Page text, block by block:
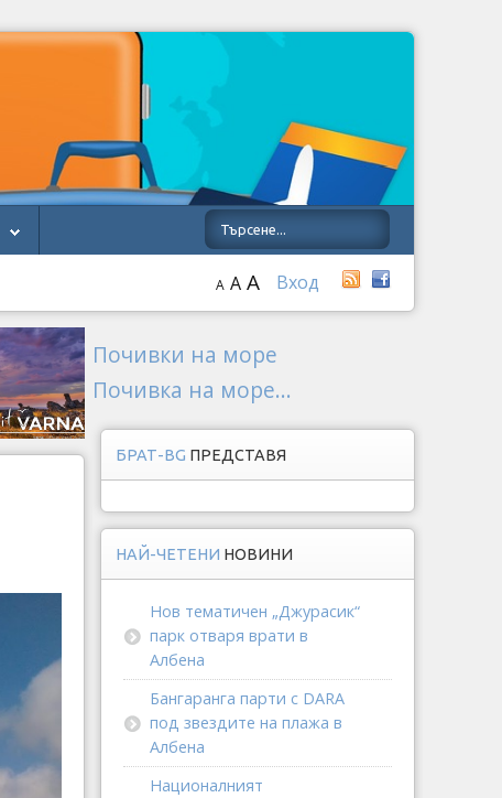
Вход
A A A
Почивки на море
Почивка на море...
БРАТ-BG ПРЕДСТАВЯ
НАЙ-ЧЕТЕНИ НОВИНИ
Нов тематичен „Джурасик“
парк отваря врати в
Албена
Бангаранга парти с DARA
под звездите на плажа в
Албена
Националният